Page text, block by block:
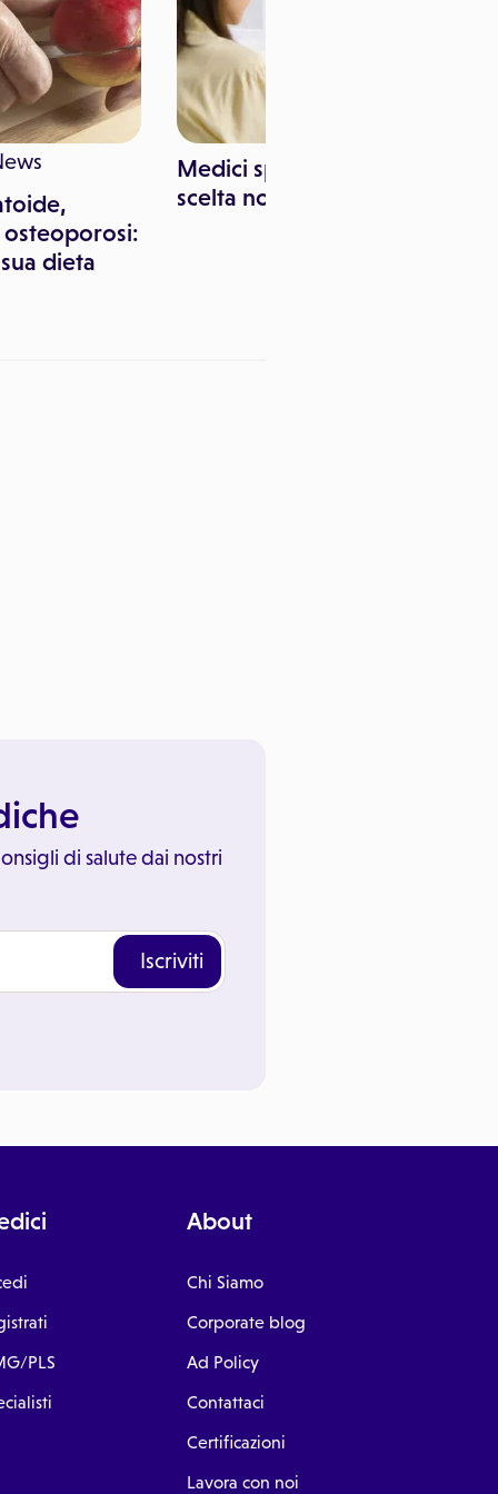
dieta
Medici specialisti: una
scelta non banale
di salute dai nostri
Iscriviti
PLS
About
Chi Siamo
Corporate blog
Ad Policy
Contattaci
Certificazioni
Lavora con noi